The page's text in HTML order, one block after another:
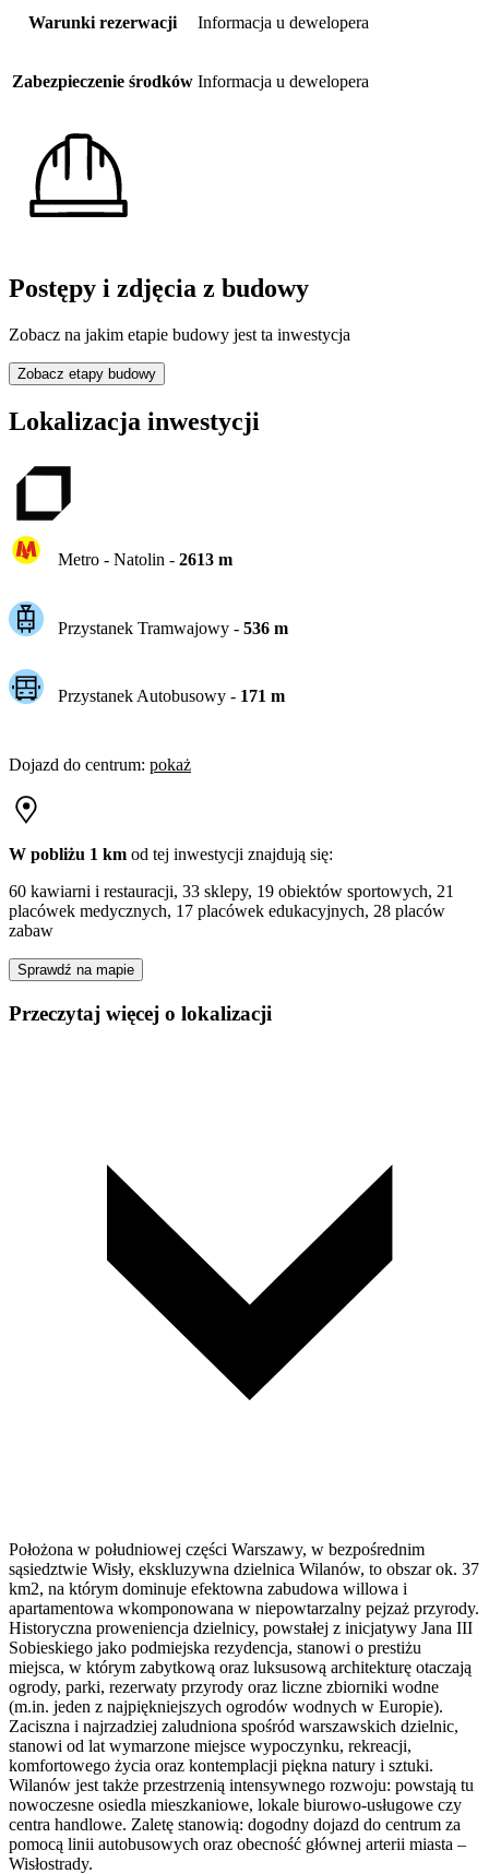
Warunki rezerwacji Informacja u dewelopera
Zabezpieczenie środków Informacja u dewelopera
Postępy i zdjęcia z budowy
Zobacz na jakim etapie budowy jest ta inwestycja
Zobacz etapy budowy
Lokalizacja inwestycji
Metro - Natolin - 2613m
Przystanek Tramwajowy - 536m
Przystanek Autobusowy - 171m
Dojazd do centrum: pokaż
W pobliżu 1 km od tej inwestycji znajdują się:
60 kawiarni i restauracji, 33 sklepy, 19 obiektów sportowych, 21
placówek medycznych, 17 placówek edukacyjnych, 28 placów
zabaw
Sprawdź na mapie
Przeczytaj więcej o lokalizacji
Położona w południowej części Warszawy, w bezpośrednim
sąsiedztwie Wisły, ekskluzywna dzielnica Wilanów, to obszar ok. 37
km2, na którym dominuje efektowna zabudowa willowa i
apartamentowa wkomponowana w niepowtarzalny pejzaż przyrody.
Historyczna proweniencja dzielnicy, powstałej z inicjatywy Jana III
Sobieskiego jako podmiejska rezydencja, stanowi o prestiżu
miejsca, w którym zabytkową oraz luksusową architekturę otaczają
ogrody, parki, rezerwaty przyrody oraz liczne zbiorniki wodne
(m.in. jeden z najpiękniejszych ogrodów wodnych w Europie).
Zaciszna i najrzadziej zaludniona spośród warszawskich dzielnic,
stanowi od lat wymarzone miejsce wypoczynku, rekreacji,
komfortowego życia oraz kontemplacji piękna natury i sztuki.
Wilanów jest także przestrzenią intensywnego rozwoju: powstają tu
nowoczesne osiedla mieszkaniowe, lokale biurowo-usługowe czy
centra handlowe. Zaletę stanowią: dogodny dojazd do centrum za
pomocą linii autobusowych oraz obecność głównej arterii miasta –
Wisłostrady.